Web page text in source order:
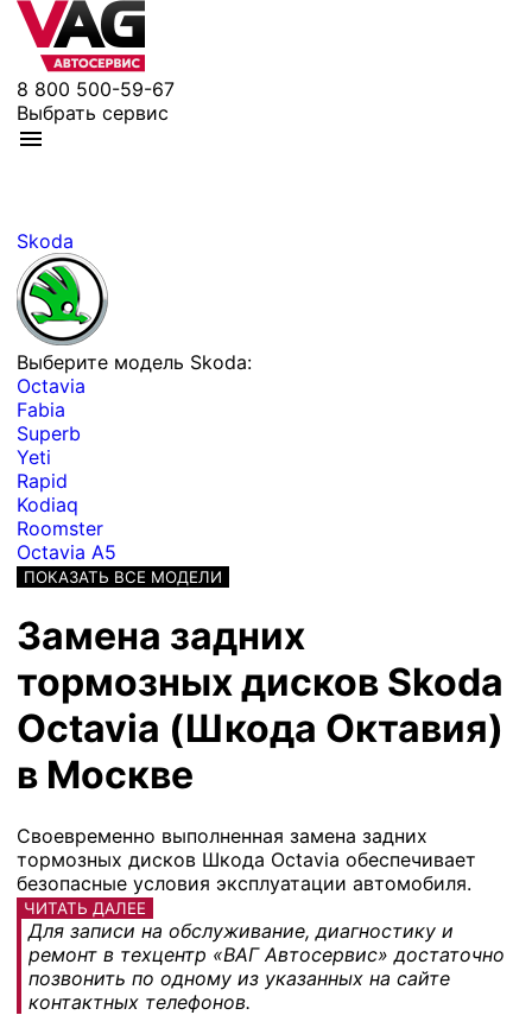
8 800 500-59-67
Выбрать сервис
Skoda
Выберите модель Skoda:
Octavia
Fabia
Superb
Yeti
Rapid
Kodiaq
Roomster
Octavia A5
ПОКАЗАТЬ ВСЕ МОДЕЛИ
Замена задних
тормозных дисков Skoda
Octavia (Шкода Октавия)
в Москве
Своевременно выполненная замена задних
тормозных дисков Шкода Octavia обеспечивает
безопасные условия эксплуатации автомобиля.
ЧИТАТЬ ДАЛЕЕ
Для записи на обслуживание, диагностику и
ремонт в техцентр «ВАГ Автосервис» достаточно
позвонить по одному из указанных на сайте
контактных телефонов.